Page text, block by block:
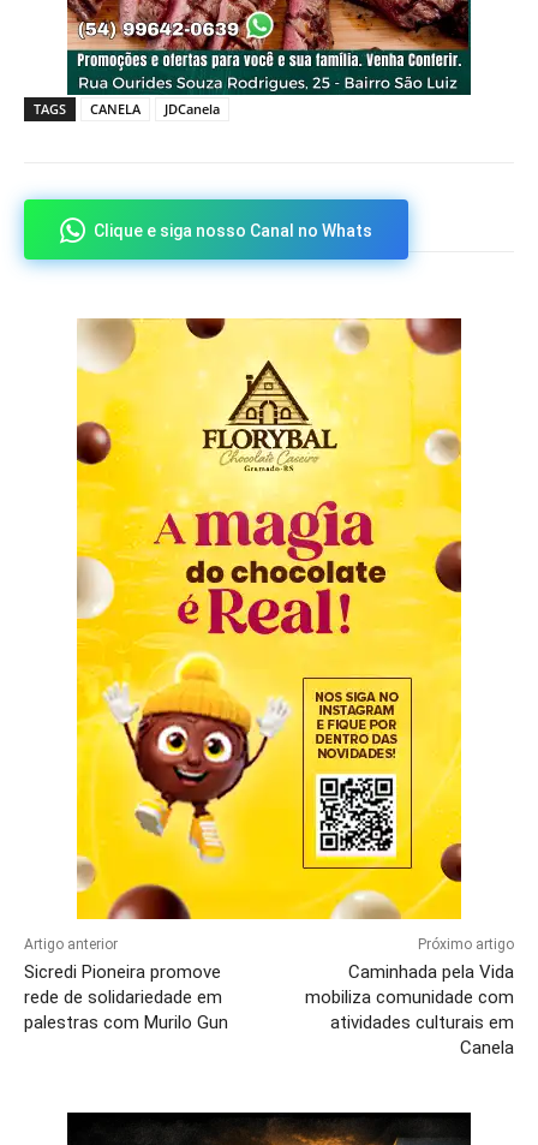
TAGS CANELA JDCanela
Clique e siga nosso Canal no Whats
Artigo anterior
Sicredi Pioneira promove
rede de solidariedade em
palestras com Murilo Gun
Próximo artigo
Caminhada pela Vida
mobiliza comunidade com
atividades culturais em
Canela